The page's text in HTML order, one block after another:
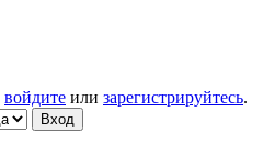
войдите или зарегистрируйтесь.